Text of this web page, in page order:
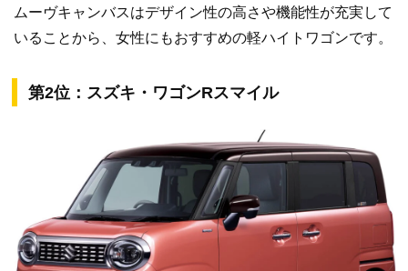
ムーヴキャンバスはデザイン性の高さや機能性が充実して
いることから、女性にもおすすめの軽ハイトワゴンです。
第2位：スズキ・ワゴンRスマイル